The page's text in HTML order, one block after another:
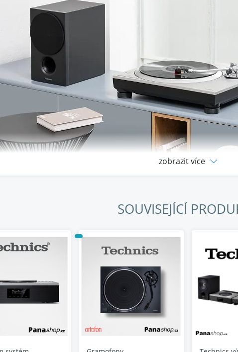
třídy Premium Class se snadnou
zvukem
nabízí vynikající funkčnost, použitelnost a množství funkcí pro milovníky
umožňují mimořádně jednoduché nastavení, zatímco funkce automatického
Záruka
zobrazit více
SOUVISEJÍCÍ